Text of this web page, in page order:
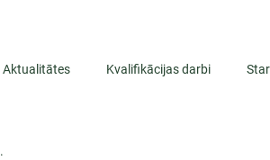
Aktualitātes Kvalifikācijas darbi